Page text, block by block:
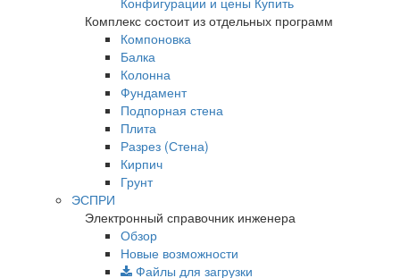
Комплекс состоит из отдельных программ
Компоновка
Балка
Колонна
Фундамент
Подпорная стена
Плита
Разрез (Стена)
Кирпич
Грунт
ЭСПРИ
Электронный справочник инженера
Обзор
Новые возможности
Файлы для загрузки